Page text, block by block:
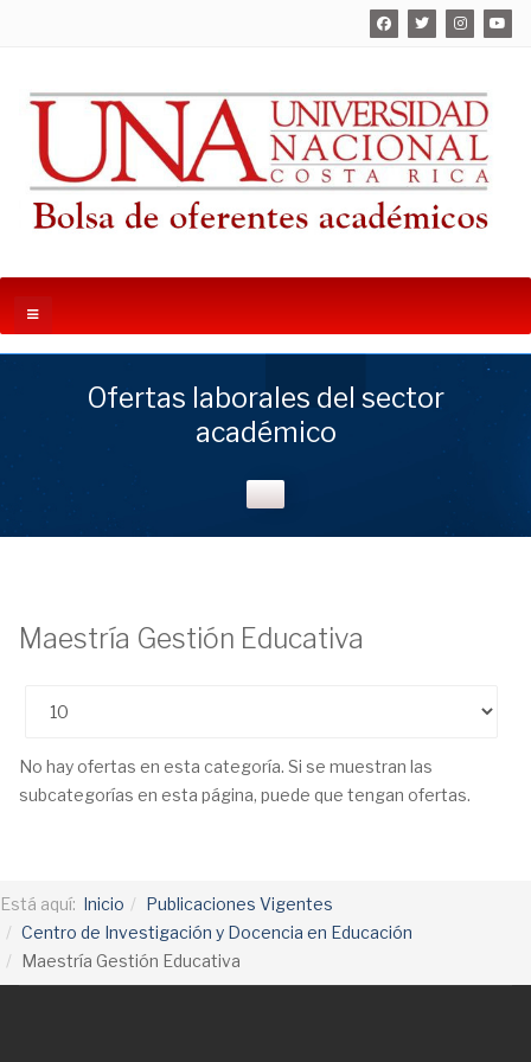
Ofertas laborales del sector
académico
Maestría Gestión Educativa
No hay ofertas en esta categoría. Si se muestran las
subcategorías en esta página, puede que tengan ofertas.
Está aquí: Inicio
Publicaciones Vigentes
Centro de Investigación y Docencia en Educación
Maestría Gestión Educativa